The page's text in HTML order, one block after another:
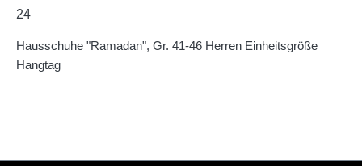
24
Hausschuhe "Ramadan", Gr. 41-46 Herren Einheitsgröße
Hangtag